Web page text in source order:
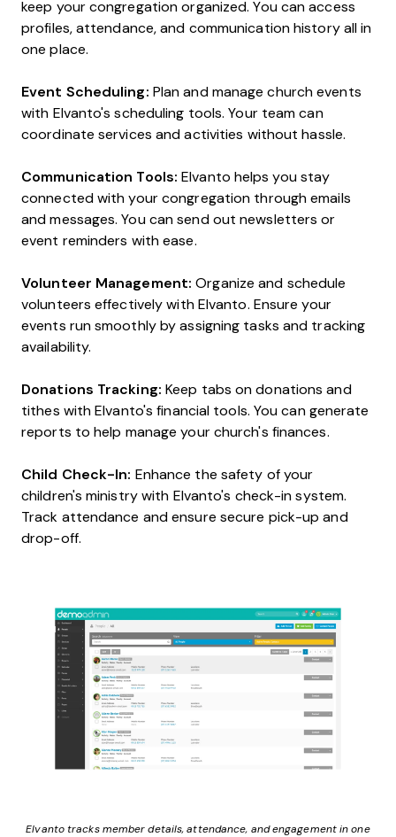
keep your congregation organized. You can access
profiles, attendance, and communication history all in
one place.
Event Scheduling: Plan and manage church events
with Elvanto's scheduling tools. Your team can
coordinate services and activities without hassle.
Communication Tools: Elvanto helps you stay
connected with your congregation through emails
and messages. You can send out newsletters or
event reminders with ease.
Volunteer Management: Organize and schedule
volunteers effectively with Elvanto. Ensure your
events run smoothly by assigning tasks and tracking
availability.
Donations Tracking: Keep tabs on donations and
tithes with Elvanto's financial tools. You can generate
reports to help manage your church's finances.
Child Check-In: Enhance the safety of your
children's ministry with Elvanto's check-in system.
Track attendance and ensure secure pick-up and
drop-off.
Elvanto tracks member details, attendance, and engagement in one